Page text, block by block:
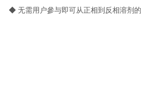
◆ 无需用户參与即可从正相到反相溶剂